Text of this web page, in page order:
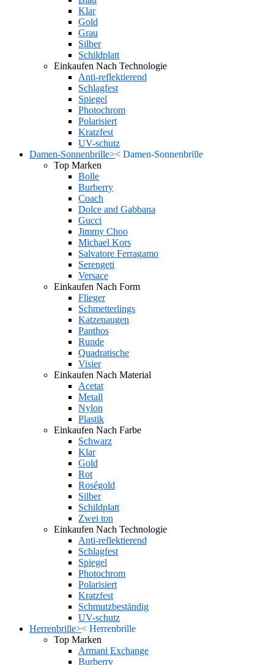
Klar
Gold
Grau
Silber
Schildplatt
Einkaufen Nach Technologie
Anti-reflektierend
Schlagfest
Spiegel
Photochrom
Polarisiert
Kratzfest
UV-schutz
Damen-Sonnenbrille>< Damen-Sonnenbrille
Top Marken
Bolle
Burberry
Coach
Dolce and Gabbana
Gucci
Jimmy Choo
Michael Kors
Salvatore Ferragamo
Serengeti
Versace
Einkaufen Nach Form
Flieger
Schmetterlings
Katzenaugen
Panthos
Runde
Quadratische
Visier
Einkaufen Nach Material
Acetat
Metall
Nylon
Plastik
Einkaufen Nach Farbe
Schwarz
Klar
Gold
Rot
Roségold
Silber
Schildplatt
Zwei ton
Einkaufen Nach Technologie
Anti-reflektierend
Schlagfest
Spiegel
Photochrom
Polarisiert
Kratzfest
Schmutzbeständig
UV-schutz
Herrenbrille>< Herrenbrille
Top Marken
Armani Exchange
Burberry